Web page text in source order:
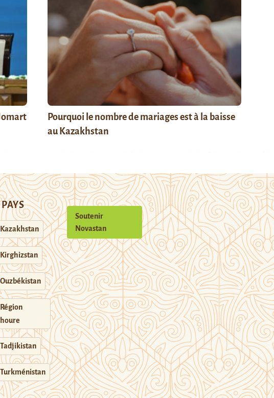
Pourquoi le nombre de mariages est à la baisse
au Kazakhstan
Kazakhstan
Kirghizstan
Ouzbékistan
Région
Tadjikistan
Turkménistan
Soutenir
Novastan